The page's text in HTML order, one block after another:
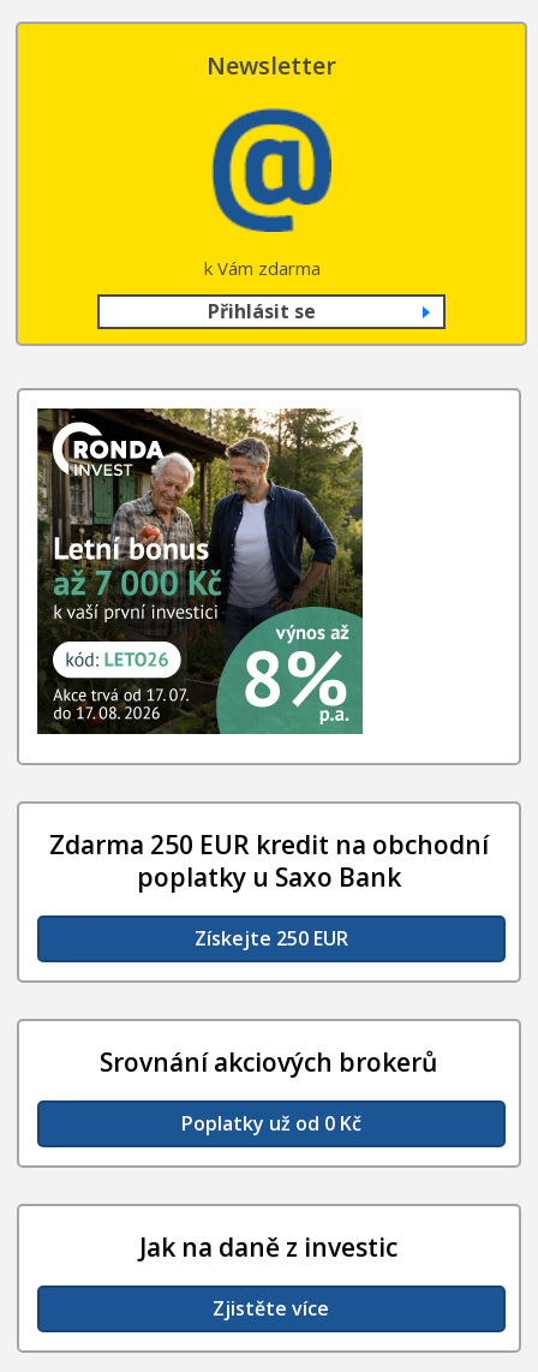
Newsletter
k Vám zdarma
Přihlásit se
Zdarma 250 EUR kredit na obchodní
poplatky u Saxo Bank
Získejte 250 EUR
Srovnání akciových brokerů
Poplatky už od 0 Kč
Jak na daně z investic
Zjistěte více